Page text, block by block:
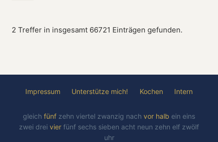
2 Treffer in insgesamt 66721 Einträgen gefunden.
Impressum Unterstütze mich! Kochen Intern
gleich fünf zehn viertel zwanzig nach vor halb ein eins
zwei drei vier fünf sechs sieben acht neun zehn elf zwölf
uhr